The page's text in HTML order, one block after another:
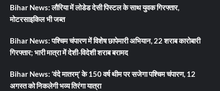
Bihar News: लौरिया में लोडेड देसी पिस्टल के साथ युवक गिरफ्तार,
मोटरसाइकिल भी जब्त
Bihar News: पश्चिम चंपारण में विशेष छापेमारी अभियान, 22 शराब कारोबारी
गिरफ्तार; भारी मात्रा में देशी-विदेशी शराब बरामद
Bihar News: ‘वंदे मातरम्’ के 150 वर्ष थीम पर सजेगा पश्चिम चंपारण, 12
अगस्त को निकलेगी भव्य तिरंगा यात्रा